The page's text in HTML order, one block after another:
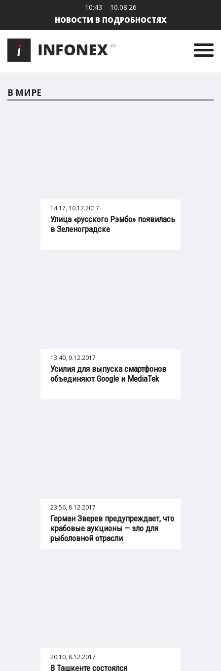
10:43 10.08.26
НОВОСТИ В ПОДРОБНОСТЯХ
В МИРЕ
14:17, 10.12.2017
Улица «русского Рэмбо» появилась
в Зеленоградске
13:40, 9.12.2017
Усилия для выпуска смартфонов
объединяют Google и MediaTek
23:56, 8.12.2017
Герман Зверев предупреждает, что
крабовые аукционы — зло для
рыболовной отрасли
20:10, 8.12.2017
В Ташкенте состоялся